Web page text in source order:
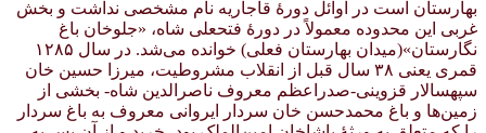
بهارستان است در اوائل دورهٔ قاجاریه نام مشخصی نداشت و بخش
غربی این محدوده معمولاً در دورهٔ فتحعلی شاه، «جلوخان باغ
نگارستان»(میدان بهارستان فعلی) خوانده می‌شد. در سال ۱۲۸۵
قمری یعنی ۳۸ سال قبل از انقلاب مشروطیت، میرزا حسین خان
سپهسالار قزوینی-صدراعظم معروف ناصرالدین شاه- بخشی از
زمین‌ها و باغ محمدحسن خان سردار ایروانی معروف به باغ سردار